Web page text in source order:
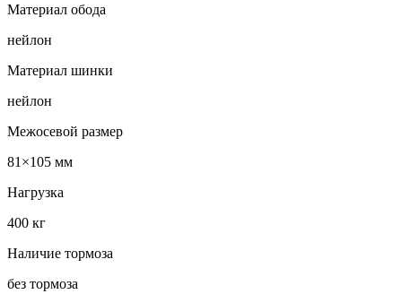
Материал обода
нейлон
Материал шинки
нейлон
Межосевой размер
81×105 мм
Нагрузка
400 кг
Наличие тормоза
без тормоза